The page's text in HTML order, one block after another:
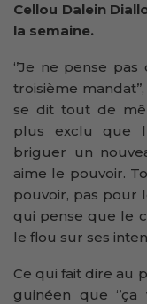
Cellou Dalein
la semaine.
‘’Je ne pense
troisième
se dit tout de
plus exclu que
briguer un
aime le pouvoir.
pouvoir, pas pour
qui pense que le
le flou sur ses
Ce qui fait dire au
guinéen que